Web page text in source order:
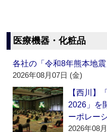
医療機器・化粧品
各社の「令和8年熊本地
2026年08月07日 (金)
【西川】
2026」を
ーポレー
2026年08